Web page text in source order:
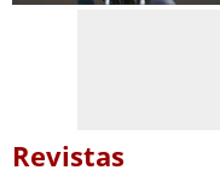
Revistas